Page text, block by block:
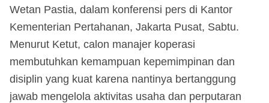
Wetan Pastia, dalam konferensi pers di Kantor
Kementerian Pertahanan, Jakarta Pusat, Sabtu.
Menurut Ketut, calon manajer koperasi
membutuhkan kemampuan kepemimpinan dan
disiplin yang kuat karena nantinya bertanggung
jawab mengelola aktivitas usaha dan perputaran